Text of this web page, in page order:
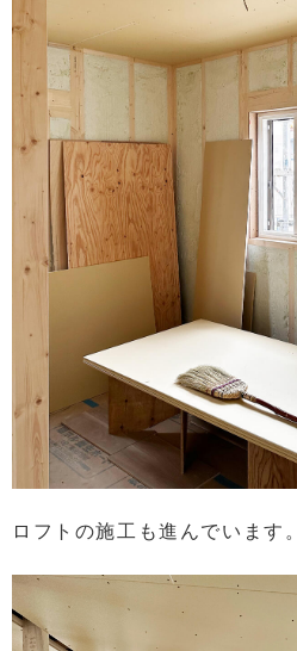
ロフトの施工も進んでいます。